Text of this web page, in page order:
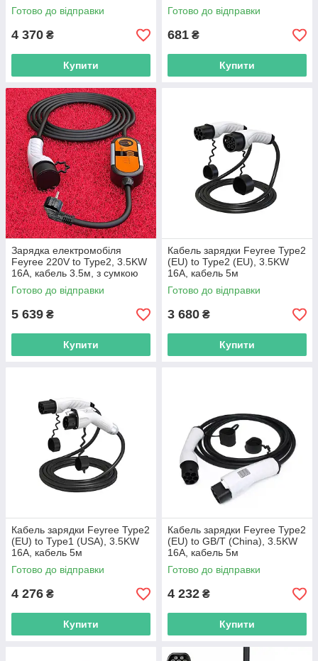
Готово до відправки
4 370 ₴
Купити
Готово до відправки
681 ₴
Купити
Зарядка електромобіля
Feyree 220V to Type2, 3.5KW
16A, кабель 3.5м, з сумкою
Готово до відправки
5 639 ₴
Купити
Кабель зарядки Feyree Type2
(EU) to Type2 (EU), 3.5KW
16A, кабель 5м
Готово до відправки
3 680 ₴
Купити
Кабель зарядки Feyree Type2
(EU) to Type1 (USA), 3.5KW
16A, кабель 5м
Готово до відправки
4 276 ₴
Купити
Кабель зарядки Feyree Type2
(EU) to GB/T (China), 3.5KW
16A, кабель 5м
Готово до відправки
4 232 ₴
Купити